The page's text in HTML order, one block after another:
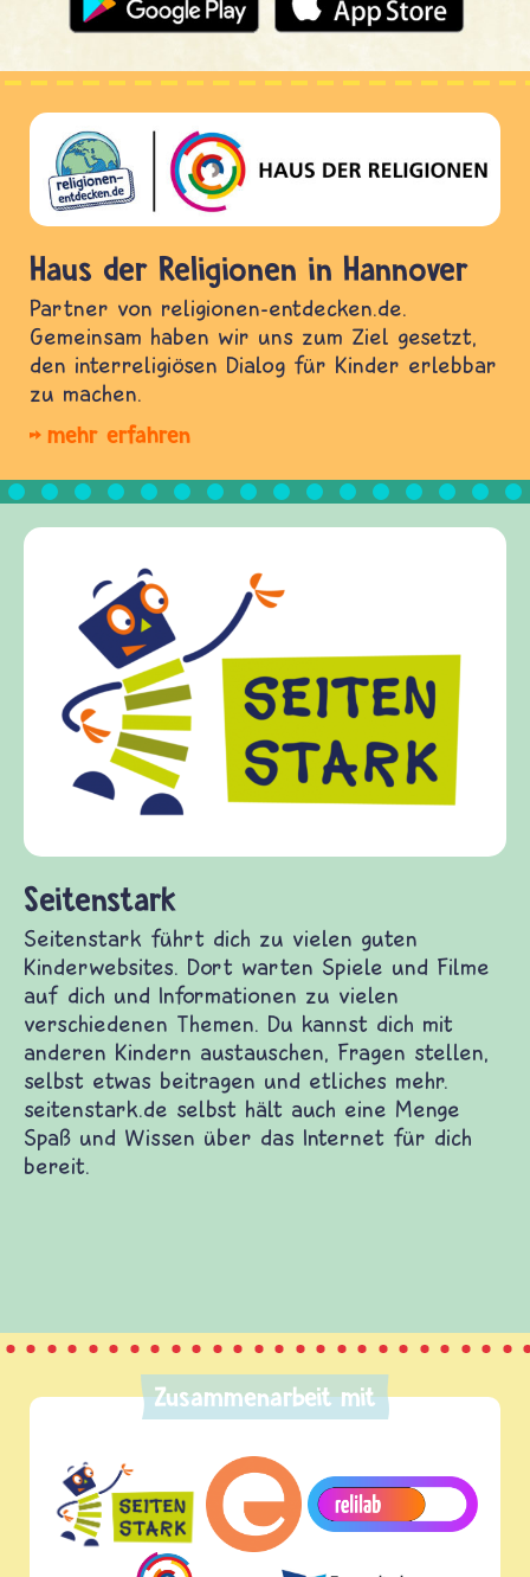
Haus der Religionen in Hannover
Partner von religionen-entdecken.de.
Gemeinsam haben wir uns zum Ziel gesetzt,
den interreligiösen Dialog für Kinder erlebbar
zu machen.
mehr erfahren
Frieden Fragen
frieden-fragen.de ist ein Internet-Angebot für
Kinder, Eltern und ErzieherInnen das zu
Fragen von Krieg und Frieden, Streit und
Gewalt informiert und einen Austausch zu
diesem Themenbereich ermöglicht. frieden-
fragen.de bietet Antworten auf wichtige
und Frieden, Streit und Gewalt.
Zusammenarbeit mit